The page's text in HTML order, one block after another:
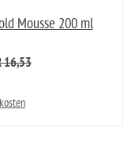
Mousse 200 ml
16,53